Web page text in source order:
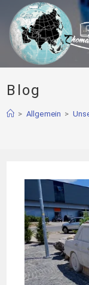
Blog
> Allgemein >